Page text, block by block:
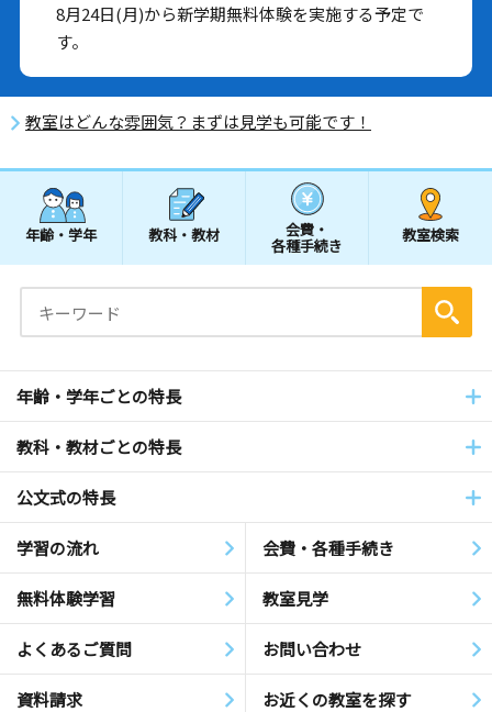
8月24日(月)から新学期無料体験を実施する予定で
す。
教室はどんな雰囲気？まずは見学も可能です！
年齢・学年 教科・教材 会費・
各種手続き
教室検索
年齢・学年ごとの特長
教科・教材ごとの特長
公文式の特長
学習の流れ 会費・各種手続き
無料体験学習 教室見学
よくあるご質問 お問い合わせ
資料請求 お近くの教室を探す